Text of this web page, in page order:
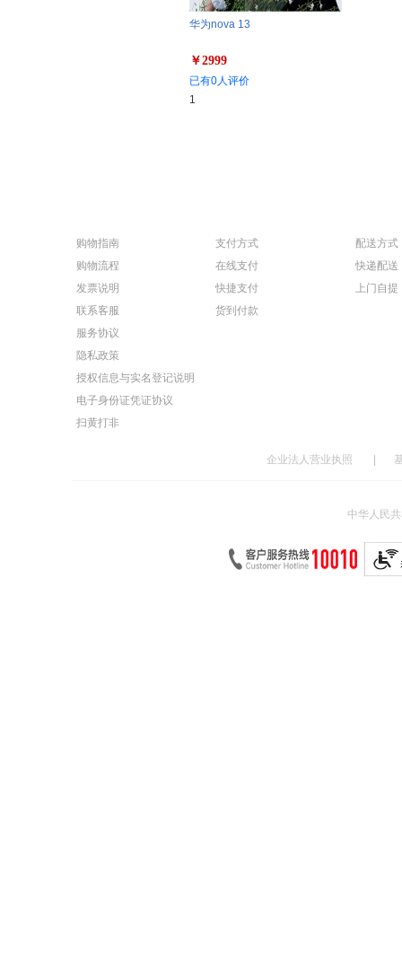
华为nova 13
￥2999
已有0人评价
1
购物指南
购物流程
发票说明
联系客服
服务协议
隐私政策
授权信息与实名登记说明
电子身份证凭证协议
扫黄打非
支付方式
在线支付
快捷支付
货到付款
配送方式
快递配送
上门自提
企业法人营业执照
中华人民